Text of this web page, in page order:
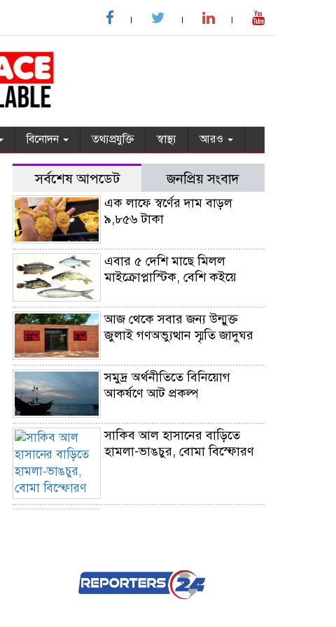
বিনোদন তথ্যপ্রযুক্তি স্বাস্থ্য আরও
সর্বশেষ আপডেট জনপ্রিয় সংবাদ
এক লাফে স্বর্ণের দাম বাড়ল
৯,৮৫৬ টাকা
এবার ৫ দেশি মাছে মিলল
মাইক্রোপ্লাস্টিক, বেশি কইয়ে
আজ থেকে সবার জন্য উন্মুক্ত
জুলাই গণঅভ্যুত্থান স্মৃতি জাদুঘর
সমুদ্র অর্থনীতিতে বিনিয়োগ
আকর্ষণে আট প্রকল্প
সাকিব আল হাসানের বাড়িতে
হামলা-ভাঙচুর, বোমা বিস্ফোরণ
রাজনৈতিক উত্তেজনায় শেষ পর্যন্ত